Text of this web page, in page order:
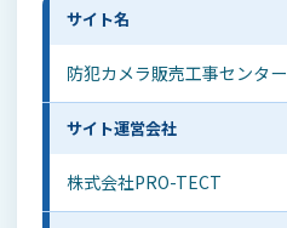
サイト名
防犯カメラ販売工事センター
サイト運営会社
株式会社PRO-TECT